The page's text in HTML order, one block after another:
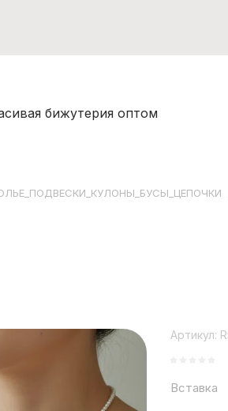
V
ВОЛОС
ДЛЯ ВЫКЛАДКИ БИЖУТЕРИИ
ПОДАРКИ И СУВЕНИРЫ
бижутерия оптом
Артикул:
Вставка